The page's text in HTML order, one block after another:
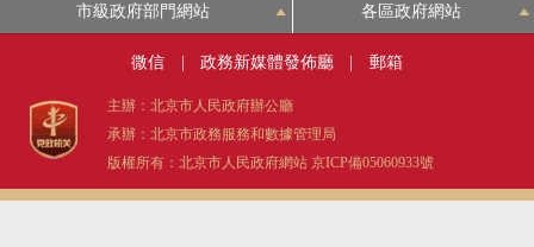
市級政府部門網站 各區政府網站
微信 政務新媒體發佈廳 郵箱
主辦：北京市人民政府辦公廳
承辦：北京市政務服務和數據管理局
版權所有：北京市人民政府網站 京ICP備05060933號